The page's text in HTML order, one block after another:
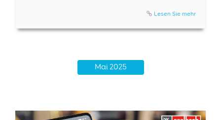
Lesen Sie mehr
Mai 2025